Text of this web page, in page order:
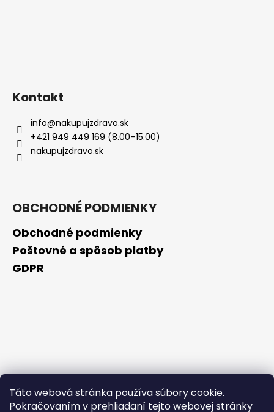
Táto webová stránka používa súbory cookie.
Pokračovaním v prehliadaní tejto webovej stránky
o
ú
č
a
m
KYSELINA
HYALURÓNOVÁ
7%
SÉRUM
€10,69
Kontakt
info@nakupujzdravo.sk
+421 949 449 169 (8.00–15.00)
nakupujzdravo.sk
OBCHODNÉ PODMIENKY
Obchodné podmienky
Poštovné a spôsob platby
GDPR